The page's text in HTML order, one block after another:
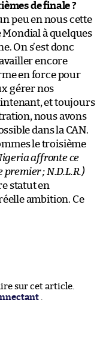
de finale ?
peu en nous cette
Mondial à quelques
On s’est donc
encore
en force pour
gérer nos
et toujours
nous avons
dans la CAN.
le troisième
affronte ce
; N.D.L.R.)
statut en
ambition. Ce
sur cet article.
.